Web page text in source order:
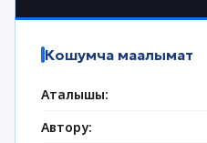
Кошумча маалымат
Аталышы:
Автору: